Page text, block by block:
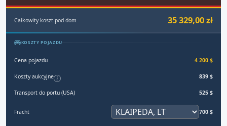
Całkowity koszt pod dom 35 329,00 zł
KOSZTY POJAZDU
Cena pojazdu 4 200 $
Koszty aukcyjne 839 $
Transport do portu (USA) 525 $
Fracht 700 $